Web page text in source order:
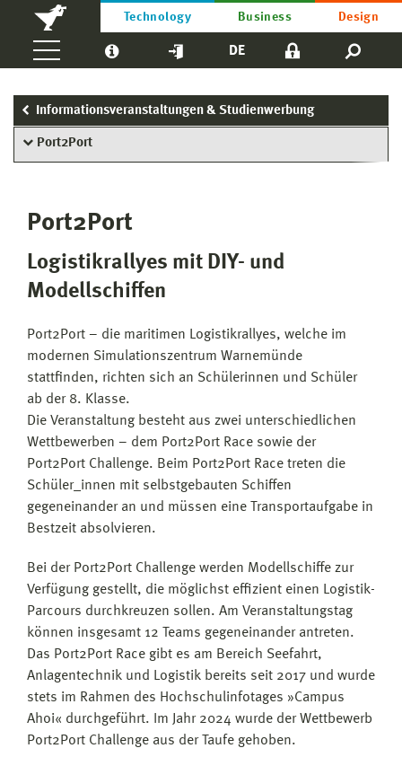
Technology Business Design
DE
Informationsveranstaltungen & Studienwerbung
Port2Port
Port2Port
Logistikrallyes mit DIY- und
Modellschiffen
Port2Port – die maritimen Logistikrallyes, welche im
modernen Simulationszentrum Warnemünde
stattfinden, richten sich an Schülerinnen und Schüler
ab der 8. Klasse.
Die Veranstaltung besteht aus zwei unterschiedlichen
Wettbewerben – dem Port2Port Race sowie der
Port2Port Challenge. Beim Port2Port Race treten die
Schüler_innen mit selbstgebauten Schiffen
gegeneinander an und müssen eine Transportaufgabe in
Bestzeit absolvieren.
Bei der Port2Port Challenge werden Modellschiffe zur
Verfügung gestellt, die möglichst effizient einen Logis­tik-
Parcours durchkreuzen sollen. Am Veranstaltungstag
können insgesamt 12 Teams gegeneinander antreten.
Das Port2Port Race gibt es am Bereich Seefahrt,
Anlagentechnik und Logistik bereits seit 2017 und wurde
stets im Rahmen des Hochschulinfotages »Campus
Ahoi« durchgeführt. Im Jahr 2024 wurde der Wettbewerb
Port2Port Challenge aus der Taufe gehoben.